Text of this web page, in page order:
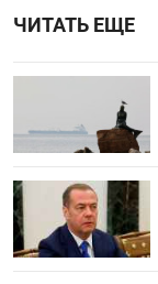
ЧИТАТЬ ЕЩЕ